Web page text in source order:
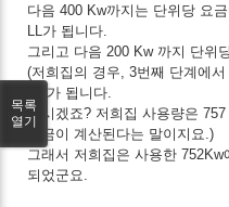
다음 400 Kw까지는 단위당 요
LL가 됩니다.
그리고 다음 200 Kw 까지 단위
(저희집의 경우, 3번째 단계에
L.L가 됩니다.
아시겠죠? 저희집 사용량은
요금이 계산된다는 말이지요.)
그래서 저희집은 사용한
되었군요.
목록
열기